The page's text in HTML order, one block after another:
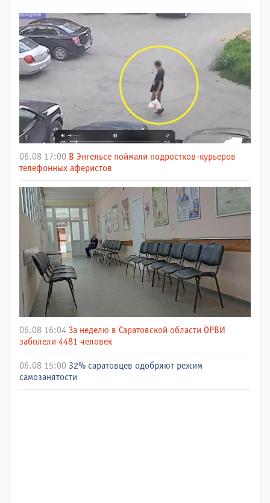
06.08 17:00 В Энгельсе поймали подростков-курьеров
телефонных аферистов
06.08 16:04 За неделю в Саратовской области ОРВИ
заболели 4481 человек
06.08 15:00 32% саратовцев одобряют режим
самозанятости